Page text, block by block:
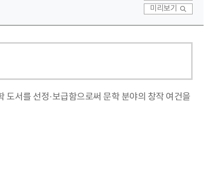
미리보기
서를 선정·보급함으로써 문학 분야의 창작 여건을